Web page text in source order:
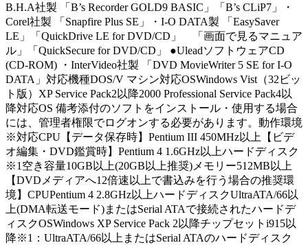
B.H.A社製 「B’s Recorder GOLD9 BASIC」「B’s CLiP7」・
Corel社製 「Snapfire Plus SE」・I-O DATA製 「EasySaver
LE」「QuickDrive LE for DVD/CD」 「画面で見るマニュア
ル」「QuickSecure for DVD/CD」 ●UleadソフトウェアCD
(CD-ROM) ・InterVideo社製 「DVD MovieWriter 5 SE for I-O
DATA」対応機種DOS/V マシン対応OSWindows Vist（32ビッ
ト版）XP Service Pack2以降2000 Professional Service Pack4以
降対応OS 備考添付のソフトをインストール・使用する場合
には、管理者権限でログオンする必要があります。動作環境
※対応CPU【データ保存時】Pentium III 450MHz以上【ビデ
オ編集・DVD鑑賞時】Pentium 4 1.6GHz以上ハードディスク
※1空き容量10GB以上(20GB以上推奨)メモリー512MB以上
【DVDメディアへ12倍速以上で書込みを行う場合の推奨環
境】CPUPentium 4 2.8GHz以上ハードディスクUltraATA/66以
上(DMA転送モード)またはSerial ATAで接続されたハードデ
ィスクOSWindows XP Service Pack 2以降チップセットi915以
降※1：UltraATA/66以上またはSerial ATAのハードディスク